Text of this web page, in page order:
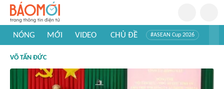
NÓNG MỚI VIDEO CHỦ ĐỀ #ASEAN Cup 2026
#Khám phá thế giới
VÕ TẤN ĐỨC